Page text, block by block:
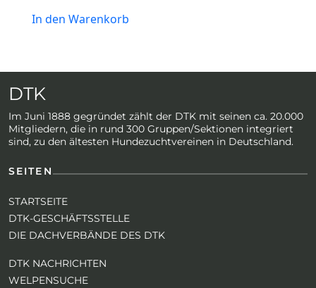
In den Warenkorb
DTK
Im Juni 1888 gegründet zählt der DTK mit seinen ca. 20.000
Mitgliedern, die in rund 300 Gruppen/Sektionen integriert
sind, zu den ältesten Hundezuchtvereinen in Deutschland.
SEITEN
STARTSEITE
DTK-GESCHÄFTSSTELLE
DIE DACHVERBÄNDE DES DTK
DTK NACHRICHTEN
WELPENSUCHE